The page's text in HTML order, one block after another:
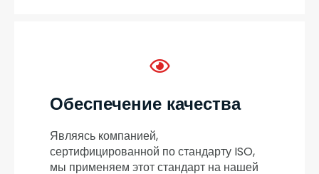
Обеспечение качества
Являясь компанией,
сертифицированной по стандарту ISO,
мы применяем этот стандарт на нашей